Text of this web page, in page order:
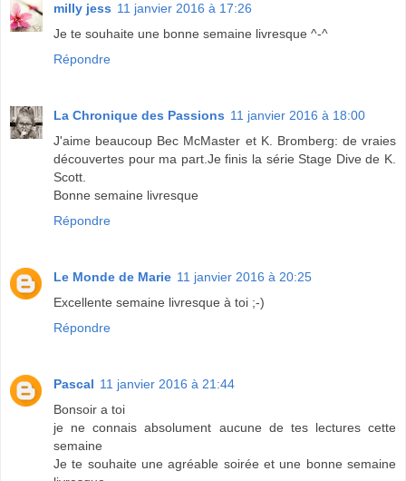
milly jess 11 janvier 2016 à 17:26
Je te souhaite une bonne semaine livresque ^-^
Répondre
La Chronique des Passions 11 janvier 2016 à 18:00
J'aime beaucoup Bec McMaster et K. Bromberg: de vraies
découvertes pour ma part.Je finis la série Stage Dive de K.
Scott.
Bonne semaine livresque
Répondre
Le Monde de Marie 11 janvier 2016 à 20:25
Excellente semaine livresque à toi ;-)
Répondre
Pascal 11 janvier 2016 à 21:44
Bonsoir a toi
je ne connais absolument aucune de tes lectures cette
semaine
Je te souhaite une agréable soirée et une bonne semaine